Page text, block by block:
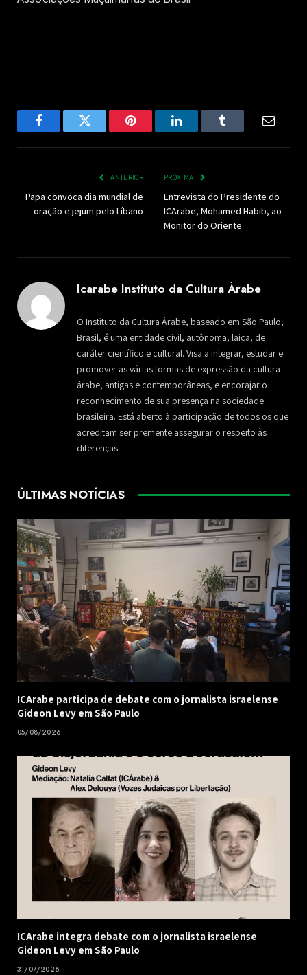
FacebookTwitter Pinterest LinkedInTumblr Email
ANTERIOR
Papa convoca dia mundial de
oração e jejum pelo Líbano
PRÓXIMA
Entrevista do Presidente do
ICArabe, Mohamed Habib, ao
Monitor do Oriente
Icarabe Instituto da Cultura Árabe
O Instituto da Cultura Árabe, baseado em São Paulo,
Brasil, é uma entidade civil, autônoma, laica, de
caráter científico e cultural. Visa a integrar, estudar e
promover as várias formas de expressão da cultura
árabe, antigas e contemporâneas, e encorajar o
reconhecimento de sua presença na sociedade
brasileira. Está aberto à participação de todos os que
acreditam ser premente assegurar o respeito às
diferenças.
ÚLTIMAS NOTÍCIAS
ICArabe participa de debate com o jornalista israelense
Gideon Levy em São Paulo
05/08/2026
ICArabe integra debate com o jornalista israelense
Gideon Levy em São Paulo
31/07/2026